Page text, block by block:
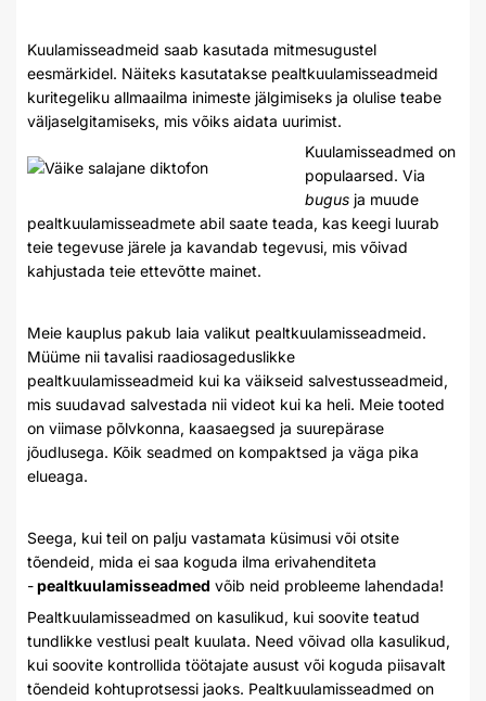
Kuulamisseadmeid saab kasutada mitmesugustel
eesmärkidel. Näiteks kasutatakse pealtkuulamisseadmeid
kuritegeliku allmaailma inimeste jälgimiseks ja olulise teabe
väljaselgitamiseks, mis võiks aidata uurimist.
Kuulamisseadmed on
populaarsed. Via
bugusja muude
pealtkuulamisseadmete abil saate teada, kas keegi luurab
teie tegevuse järele ja kavandab tegevusi, mis võivad
kahjustada teie ettevõtte mainet.
Meie kauplus pakub laia valikut pealtkuulamisseadmeid.
Müüme nii tavalisi raadiosageduslikke
pealtkuulamisseadmeid kui ka väikseid salvestusseadmeid,
mis suudavad salvestada nii videot kui ka heli. Meie tooted
on viimase põlvkonna, kaasaegsed ja suurepärase
jõudlusega. Kõik seadmed on kompaktsed ja väga pika
elueaga.
Seega, kui teil on palju vastamata küsimusi või otsite
tõendeid, mida ei saa koguda ilma erivahenditeta
-pealtkuulamisseadmed võib neid probleeme lahendada!
Pealtkuulamisseadmed on kasulikud, kui soovite teatud
tundlikke vestlusi pealt kuulata. Need võivad olla kasulikud,
kui soovite kontrollida töötajate ausust või koguda piisavalt
tõendeid kohtuprotsessi jaoks. Pealtkuulamisseadmed on